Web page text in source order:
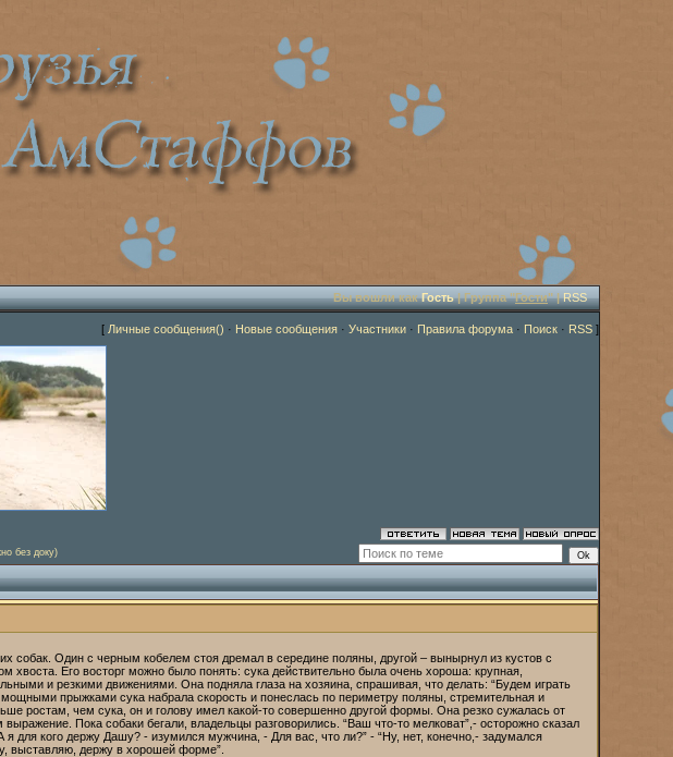
Вы вошли какГость| Группа "Гости" |RSS
[ Личные сообщения() · Новые сообщения · Участники · Правила форума · Поиск · RSS ]
без доку)
собак. Один с черным кобелем стоя дремал в середине поляны, другой – вынырнул из кустов с
хвоста. Его восторг можно было понять: сука действительно была очень хороша: крупная,
и резкими движениями. Она подняла глаза на хозяина, спрашивая, что делать: “Будем играть
прыжками сука набрала скорость и понеслась по периметру поляны, стремительная и
ростам, чем сука, он и голову имел какой-то совершенно другой формы. Она резко сужалась от
Пока собаки бегали, владельцы разговорились. “Ваш что-то мелковат”,- осторожно сказал
я для кого держу Дашу? - изумился мужчина, - Для вас, что ли?” - “Ну, нет, конечно,- задумался
выставляю, держу в хорошей форме”.